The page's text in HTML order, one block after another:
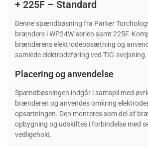
+ 225F – Standard
Denne spændbøsning fra Parker
brændere i WP24W-serien samt 225F.
brænderens elektrodeopsætning og
samlede elektrodeføring ved TIG-svejsning.
Placering og anvendelse
Spændbøsningen indgår i samspil med
brænderen og anvendes omkring
opsætningen. Den monteres som del af
opbygning og udskiftes i forbindelse med
vedligehold.